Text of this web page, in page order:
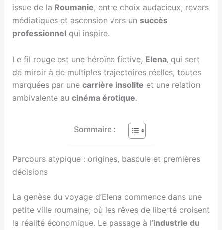
issue de la Roumanie, entre choix audacieux, revers
médiatiques et ascension vers un succès
professionnelqui inspire.
Le fil rouge est une héroïne fictive, Elena, qui sert
de miroir à de multiples trajectoires réelles, toutes
marquées par une carrière insolite et une relation
ambivalente au cinéma érotique.
Sommaire :
Parcours atypique : origines, bascule et premières
décisions
La genèse du voyage d’Elena commence dans une
petite ville roumaine, où les rêves de liberté croisent
la réalité économique. Le passage à l’industrie du